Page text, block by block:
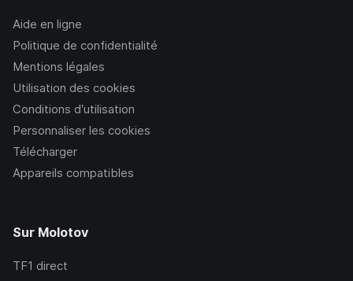
Aide en ligne
Politique de confidentialité
Mentions légales
Utilisation des cookies
Conditions d’utilisation
Personnaliser les cookies
Télécharger
Appareils compatibles
Sur Molotov
TF1 direct